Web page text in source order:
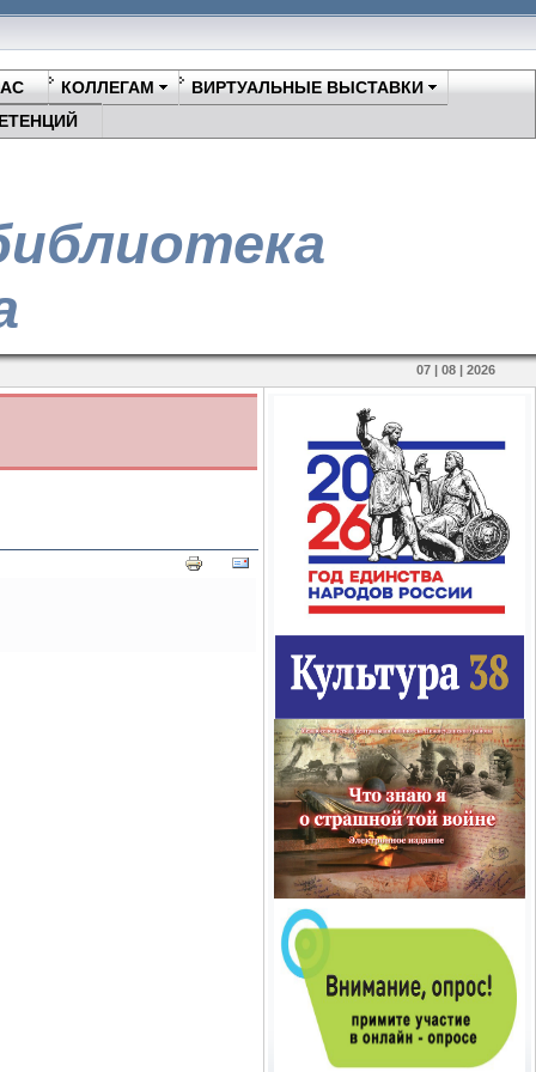
КОЛЛЕГАМ
ВИРТУАЛЬНЫЕ ВЫСТАВКИ
07 | 08 | 2026